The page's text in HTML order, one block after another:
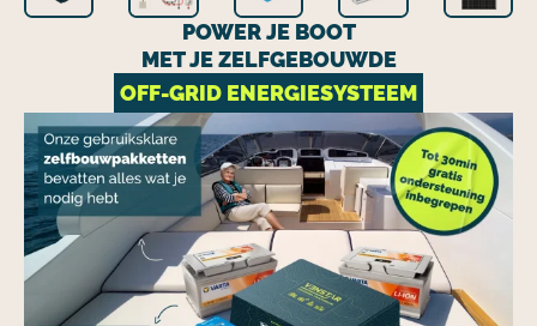
POWER JE BOOT
MET JE ZELFGEBOUWDE
OFF-GRID ENERGIESYSTEEM